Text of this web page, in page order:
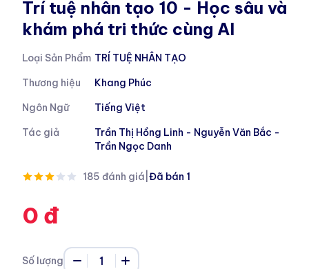
Trí tuệ nhân tạo 10 - Học sâu và
khám phá tri thức cùng AI
Loại Sản Phẩm TRÍ TUỆ NHÂN TẠO
Thương hiệu
Khang Phúc
Ngôn Ngữ
Tiếng Việt
Tác giả
Trần Thị Hồng Linh - Nguyễn Văn Bắc -
Trần Ngọc Danh
185 đánh giá Đã bán 1
0 đ
Số lượng 1